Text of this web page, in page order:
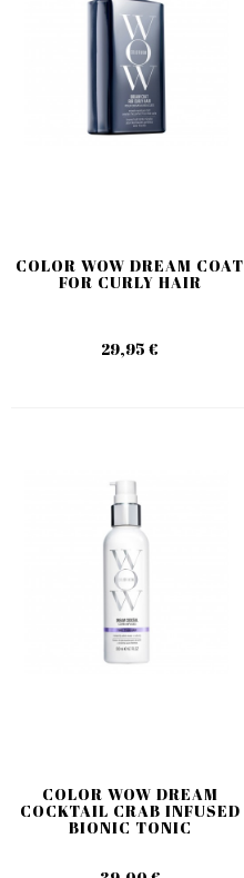
COLOR WOW DREAM COAT
FOR CURLY HAIR
29,95 €
COLOR WOW DREAM
COCKTAIL CRAB INFUSED
BIONIC TONIC